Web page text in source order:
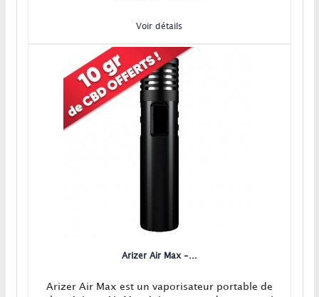
Voir détails
Arizer Air Max -...
Arizer Air Max est un vaporisateur portable de